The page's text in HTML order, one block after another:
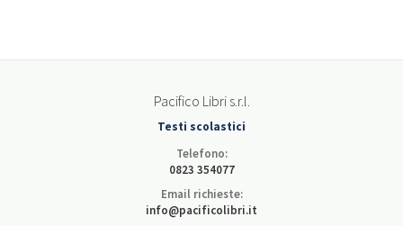
Pacifico Libri s.r.l.
Testi scolastici
Telefono:
0823 354077
Email richieste:
info@pacificolibri.it